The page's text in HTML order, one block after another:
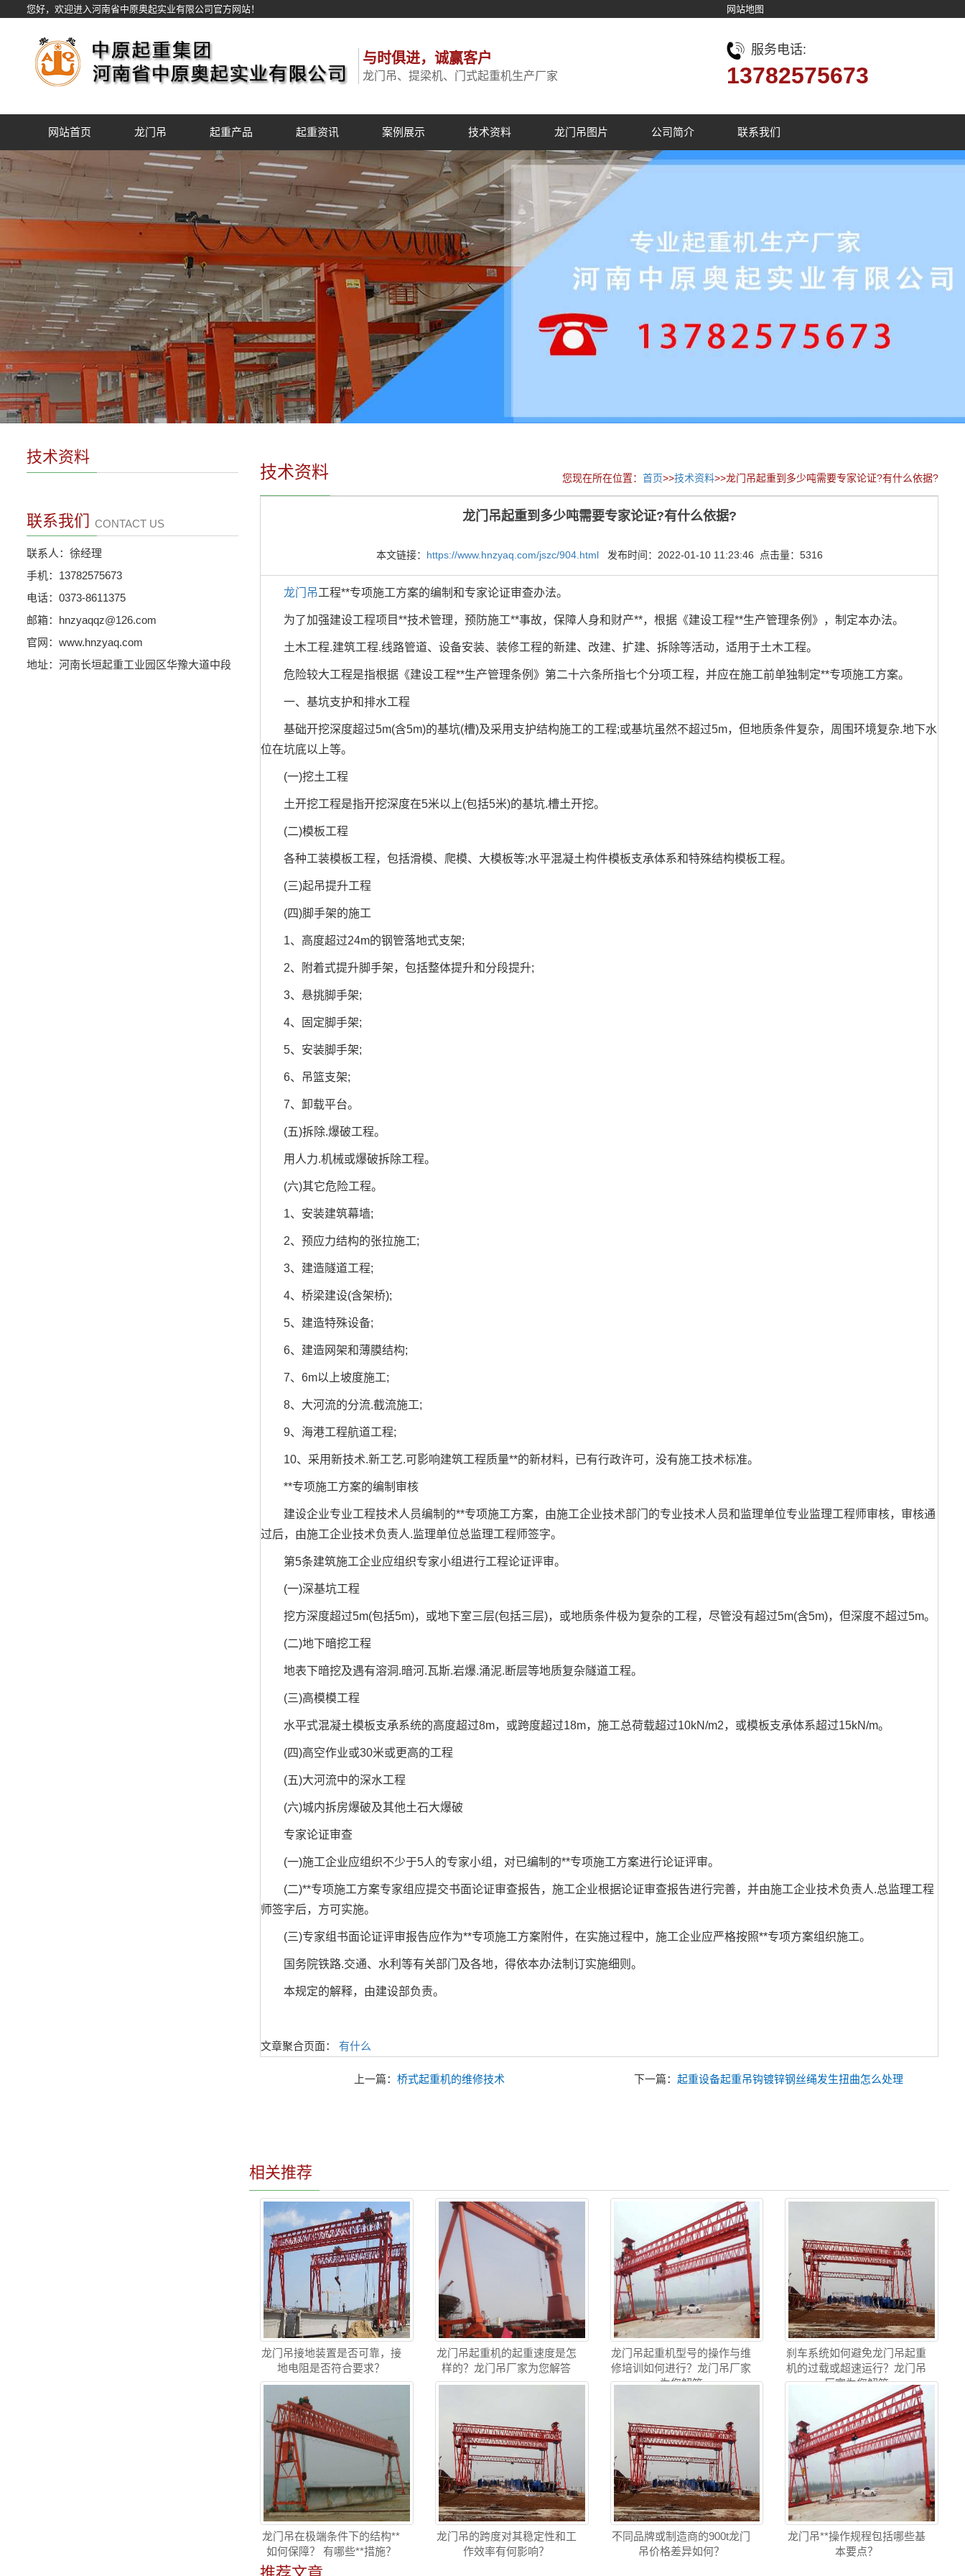
您好，欢迎进入河南省中原奥起实业有限公司官方网站！ 网站地图
与时俱进，诚赢客户
龙门吊、提梁机、门式起重机生产厂家
服务电话:
13782575673
网站首页 龙门吊 起重产品 起重资讯 案例展示 技术资料 龙门吊图片 公司简介 联系我们
技术资料 您现在所在位置： 首页>>技术资料>>龙门吊起重到多少吨需要专家论证?有什么依据?
龙门吊起重到多少吨需要专家论证?有什么依据?
本文链接： https://www.hnzyaq.com/jszc/904.html发布时间：2022-01-10 11:23:46 点击量：5316
龙门吊工程**专项施工方案的编制和专家论证审查办法。
为了加强建设工程项目**技术管理，预防施工**事故，保障人身和财产**，根据《建设工程**生产管理条例》，制定本办法。
土木工程.建筑工程.线路管道、设备安装、装修工程的新建、改建、扩建、拆除等活动，适用于土木工程。
危险较大工程是指根据《建设工程**生产管理条例》第二十六条所指七个分项工程，并应在施工前单独制定**专项施工方案。
一、基坑支护和排水工程
基础开挖深度超过5m(含5m)的基坑(槽)及采用支护结构施工的工程;或基坑虽然不超过5m，但地质条件复杂，周围环境复杂.地下水
位在坑底以上等。
(一)挖土工程
土开挖工程是指开挖深度在5米以上(包括5米)的基坑.槽土开挖。
(二)模板工程
各种工装模板工程，包括滑模、爬模、大模板等;水平混凝土构件模板支承体系和特殊结构模板工程。
(三)起吊提升工程
(四)脚手架的施工
1、高度超过24m的钢管落地式支架;
2、附着式提升脚手架，包括整体提升和分段提升;
3、悬挑脚手架;
4、固定脚手架;
5、安装脚手架;
6、吊篮支架;
7、卸载平台。
(五)拆除.爆破工程。
用人力.机械或爆破拆除工程。
(六)其它危险工程。
1、安装建筑幕墙;
2、预应力结构的张拉施工;
3、建造隧道工程;
4、桥梁建设(含架桥);
5、建造特殊设备;
6、建造网架和薄膜结构;
7、6m以上坡度施工;
8、大河流的分流.截流施工;
9、海港工程航道工程;
10、采用新技术.新工艺.可影响建筑工程质量**的新材料，已有行政许可，没有施工技术标准。
**专项施工方案的编制审核
建设企业专业工程技术人员编制的**专项施工方案，由施工企业技术部门的专业技术人员和监理单位专业监理工程师审核，审核通
过后，由施工企业技术负责人.监理单位总监理工程师签字。
第5条建筑施工企业应组织专家小组进行工程论证评审。
(一)深基坑工程
挖方深度超过5m(包括5m)，或地下室三层(包括三层)，或地质条件极为复杂的工程，尽管没有超过5m(含5m)，但深度不超过5m。
(二)地下暗挖工程
地表下暗挖及遇有溶洞.暗河.瓦斯.岩爆.涌泥.断层等地质复杂隧道工程。
(三)高模模工程
水平式混凝土模板支承系统的高度超过8m，或跨度超过18m，施工总荷载超过10kN/m2，或模板支承体系超过15kN/m。
(四)高空作业或30米或更高的工程
(五)大河流中的深水工程
(六)城内拆房爆破及其他土石大爆破
专家论证审查
(一)施工企业应组织不少于5人的专家小组，对已编制的**专项施工方案进行论证评审。
(二)**专项施工方案专家组应提交书面论证审查报告，施工企业根据论证审查报告进行完善，并由施工企业技术负责人.总监理工程
师签字后，方可实施。
(三)专家组书面论证评审报告应作为**专项施工方案附件，在实施过程中，施工企业应严格按照**专项方案组织施工。
国务院铁路.交通、水利等有关部门及各地，得依本办法制订实施细则。
本规定的解释，由建设部负责。
文章聚合页面： 有什么
上一篇：桥式起重机的维修技术 下一篇：起重设备起重吊钩镀锌钢丝绳发生扭曲怎么处理
相关推荐
龙门吊接地装置是否可靠，接
地电阻是否符合要求？
龙门吊起重机的起重速度是怎
样的？龙门吊厂家为您解答
龙门吊起重机型号的操作与维
修培训如何进行？龙门吊厂家
为您解答
刹车系统如何避免龙门吊起重
机的过载或超速运行？龙门吊
厂家为您解答
龙门吊在极端条件下的结构**
如何保障？ 有哪些**措施？
龙门吊的跨度对其稳定性和工
作效率有何影响？
不同品牌或制造商的900t龙门
吊价格差异如何？
龙门吊**操作规程包括哪些基
本要点？
技术资料
联系我们 CONTACT US
联系人：徐经理
手机：13782575673
电话：0373-8611375
邮箱：hnzyaqqz@126.com
官网：www.hnzyaq.com
地址：河南长垣起重工业园区华豫大道中段